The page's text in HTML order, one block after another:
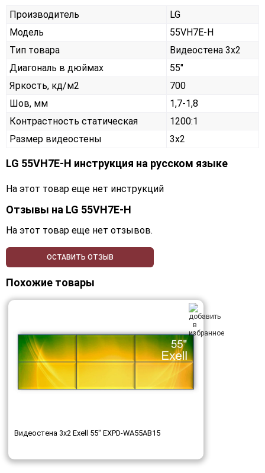
Производитель
LG
Модель
55VH7E-H
Тип товара
Видеостена 3х2
Диагональ в дюймах
55"
Яркость, кд/м2
700
Шов, мм
1,7-1,8
Контрастность статическая
1200:1
Размер видеостены
3x2
LG 55VH7E-H инструкция на русском языке
На этот товар еще нет инструкций
Отзывы на LG 55VH7E-H
На этот товар еще нет отзывов.
ОСТАВИТЬ ОТЗЫВ
Похожие товары
Видеостена 3x2 Exell 55" EXPD-WA55AB15